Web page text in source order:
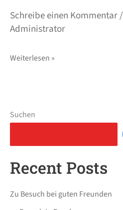
Schreibe einen Kommentar/
Administrator
Weiterlesen »
Suchen
Recent Posts
Zu Besuch bei guten Freunden